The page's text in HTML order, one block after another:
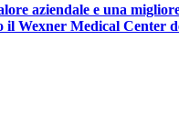
aziendale e una
il Wexner Medical Center